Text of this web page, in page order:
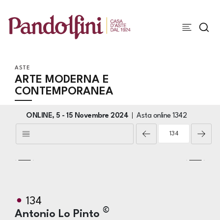
ASTE
ARTE MODERNA E
CONTEMPORANEA
ONLINE, 5 - 15 Novembre 2024 Asta online 1342
134
Antonio Lo Pinto ©